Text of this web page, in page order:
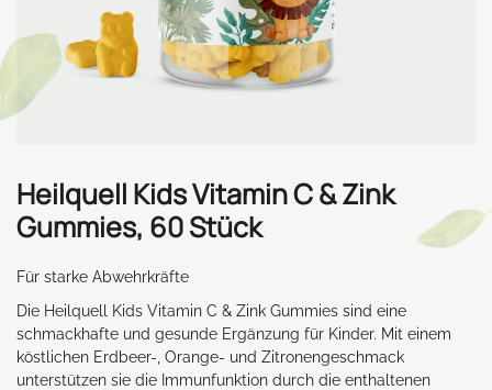
Heilquell Kids Vitamin C & Zink
Gummies, 60 Stück
Für starke Abwehrkräfte
Die Heilquell Kids Vitamin C & Zink Gummies sind eine
schmackhafte und gesunde Ergänzung für Kinder. Mit einem
köstlichen Erdbeer-, Orange- und Zitronengeschmack
unterstützen sie die Immunfunktion durch die enthaltenen